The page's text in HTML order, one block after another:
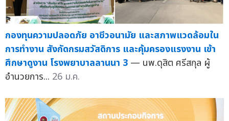
กองทุนความปลอดภัย อาชีวอนามัย และสภาพแวดล้อมใน
การทำงาน สังกัดกรมสวัสดิการ และคุ้มครองแรงงาน เข้า
ศึกษาดูงาน โรงพยาบาลลานนา 3 — นพ.ดุสิต ศรีสกุล ผู้
อำนวยการ... 26 ม.ค.